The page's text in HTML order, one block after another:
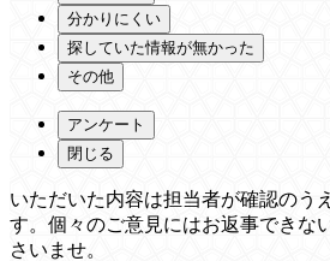
分かりにくい
探していた情報が無かった
その他
アンケート
閉じる
いただいた内容は担当者が確認のう
す。個々のご意見にはお返事できな
さいませ。